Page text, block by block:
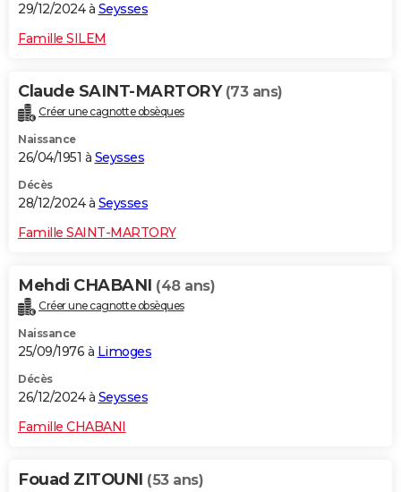
29/12/2024 à Seysses
Famille SILEM
Claude SAINT-MARTORY (73 ans)
Créer une cagnotte obsèques
Naissance
26/04/1951 à Seysses
Décès
28/12/2024 à Seysses
Famille SAINT-MARTORY
Mehdi CHABANI (48 ans)
Créer une cagnotte obsèques
Naissance
25/09/1976 à Limoges
Décès
26/12/2024 à Seysses
Famille CHABANI
Fouad ZITOUNI (53 ans)